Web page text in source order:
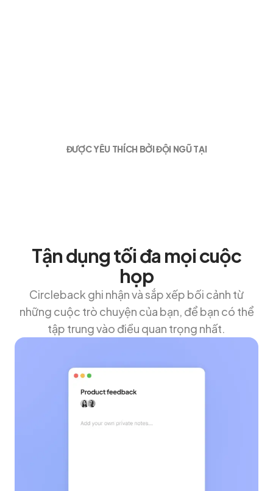
ĐƯỢC YÊU THÍCH BỞI ĐỘI NGŨ TẠI
Tận dụng tối đa mọi cuộc
họp
Circleback ghi nhận và sắp xếp bối cảnh từ
những cuộc trò chuyện của bạn, để bạn có thể
tập trung vào điều quan trọng nhất.